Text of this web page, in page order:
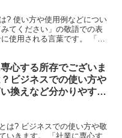
? 使い方や使用例などについ
てください」の敬語での表
使用される言葉です。 「や
専心する所存でございま
ビジネスでの使い方や
換えなど分かりやすく
は? ビジネスでの使い方や敬
いきます。 「社業に専心す